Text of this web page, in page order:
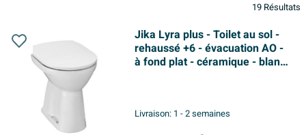
19 Résultats
Jika Lyra plus - Toilet au sol -
rehaussé +6 - évacuation AO -
à fond plat - céramique - blanc
Livraison: 1 - 2 semaines